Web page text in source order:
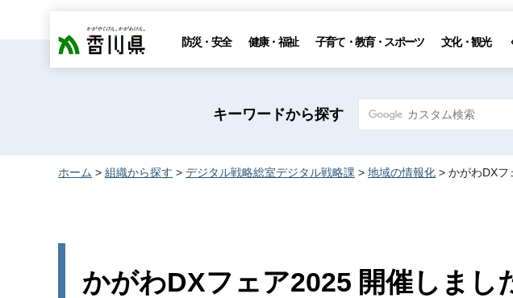
香川県 防災・安全 健康・福祉 子育て・教育・スポーツ 文化・観光
キーワードから探す
ホーム > 組織から探す > デジタル戦略総室デジタル戦略課 > 地域の情報化 > かがわDXフ
かがわDXフェア2025 開催しまし